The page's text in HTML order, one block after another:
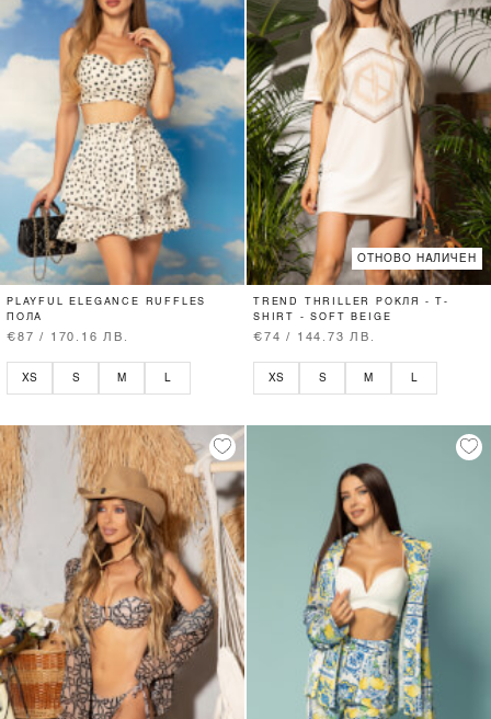
PLAYFUL ELEGANCE RUFFLES
ПОЛА
€87 / 170.16 ЛВ.
XS S M
ОТНОВО НАЛИЧЕН
TREND THRILLER РОКЛЯ - T-
SHIRT - SOFT BEIGE
€74 / 144.73 ЛВ.
XS S M